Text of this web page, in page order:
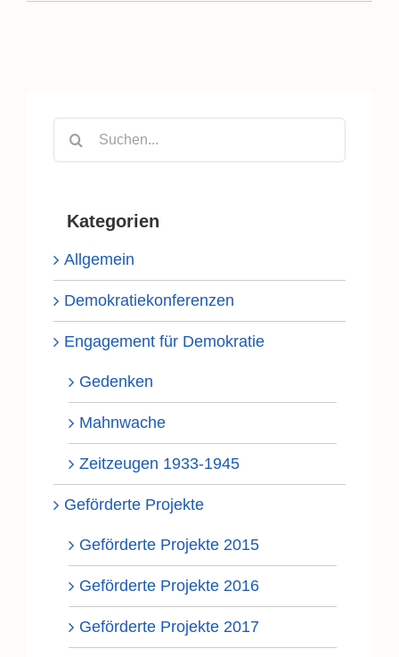
nach:
Kategorien
Allgemein
Demokratiekonferenzen
Engagement für Demokratie
Gedenken
Mahnwache
Zeitzeugen 1933-1945
Geförderte Projekte
Geförderte Projekte 2015
Geförderte Projekte 2016
Geförderte Projekte 2017